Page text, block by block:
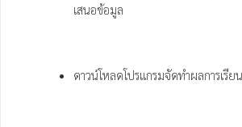
เสนอข้อมูล
ดาวน์โหลดโปรแกรมจัดทำผลการเรีย